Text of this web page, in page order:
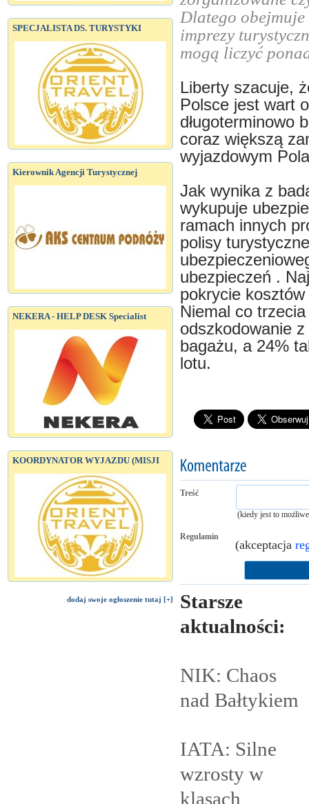
SPECJALISTA DS. TURYSTYKI
Kierownik Agencji Turystycznej
NEKERA - HELP DESK Specialist
KOORDYNATOR WYJAZDU (MISJI
dodaj swoje ogłoszenie tutaj [+]
Dlatego obejmuje
imprezy
mogą liczyć
Liberty szacuje,
Polsce jest wart
długoterminowo
coraz większą
wyjazdowym
Jak wynika z
wykupuje
ramach innych
polisy
ubezpieczeń .
pokrycie
Niemal co
odszkodowanie
bagażu, a 24%
lotu.
Treść
(kiedy jest to
Regulamin
(akceptacja
Starsze
aktualności:
NIK: Chaos
nad Bałtykiem
IATA: Silne
wzrosty w
klasach